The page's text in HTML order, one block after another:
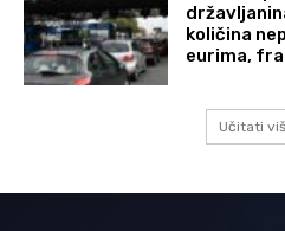
količina
eurima,
Učitati